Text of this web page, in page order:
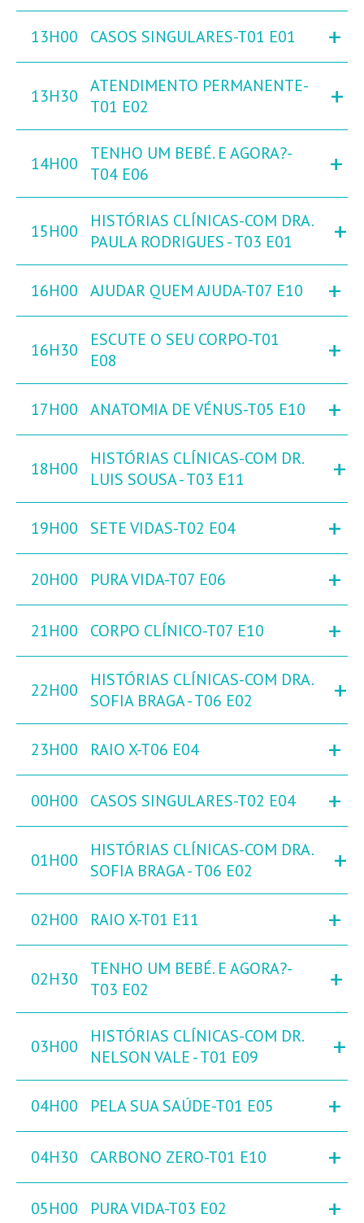
13H00 CASOS SINGULARES-T01 E01 +
13H30
ATENDIMENTO PERMANENTE-
T01 E02
+
14H00
TENHO UM BEBÉ. E AGORA?-
T04 E06
+
15H00
HISTÓRIAS CLÍNICAS-COM DRA.
PAULA RODRIGUES - T03 E01
+
16H00 AJUDAR QUEM AJUDA-T07 E10 +
16H30
ESCUTE O SEU CORPO-T01
E08
+
17H00 ANATOMIA DE VÉNUS-T05 E10 +
18H00
HISTÓRIAS CLÍNICAS-COM DR.
LUIS SOUSA - T03 E11
+
19H00 SETE VIDAS-T02 E04 +
20H00 PURA VIDA-T07 E06 +
21H00 CORPO CLÍNICO-T07 E10 +
22H00
HISTÓRIAS CLÍNICAS-COM DRA.
SOFIA BRAGA - T06 E02
+
23H00 RAIO X-T06 E04 +
00H00 CASOS SINGULARES-T02 E04 +
01H00
HISTÓRIAS CLÍNICAS-COM DRA.
SOFIA BRAGA - T06 E02
+
02H00 RAIO X-T01 E11 +
02H30
TENHO UM BEBÉ. E AGORA?-
T03 E02
+
03H00
HISTÓRIAS CLÍNICAS-COM DR.
NELSON VALE - T01 E09
+
04H00 PELA SUA SAÚDE-T01 E05 +
04H30 CARBONO ZERO-T01 E10 +
05H00 PURA VIDA-T03 E02 +